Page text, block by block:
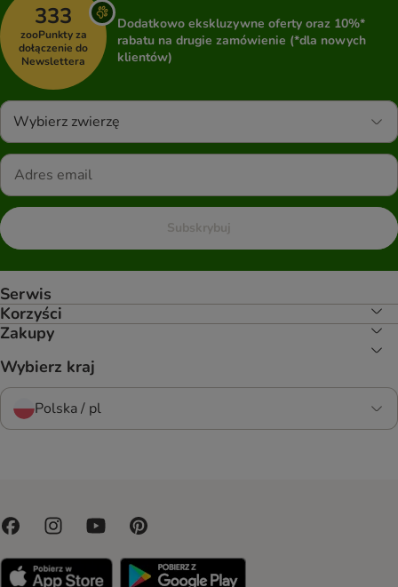
333
zooPunkty za
dołączenie do
Newslettera
Dodatkowo ekskluzywne oferty oraz 10%*
rabatu na drugie zamówienie (*dla nowych
klientów)
Wybierz zwierzę
Subskrybuj
Serwis
Korzyści
Zakupy
Wybierz kraj
Polska / pl